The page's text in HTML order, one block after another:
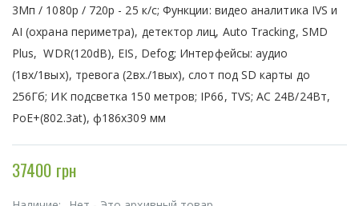
3Мп / 1080р / 720р - 25 к/с; Функции: видео аналитика IVS и
AI (охрана периметра), детектор лиц, Auto Tracking, SMD
Plus, WDR(120dB), EIS, Defog; Интерфейсы: аудио
(1вх/1вых), тревога (2вх./1вых), слот под SD карты до
256Гб; ИК подсветка 150 метров; IP66, TVS; AC 24В/24Вт,
PoE+(802.3at), ф186x309 мм
37400 грн